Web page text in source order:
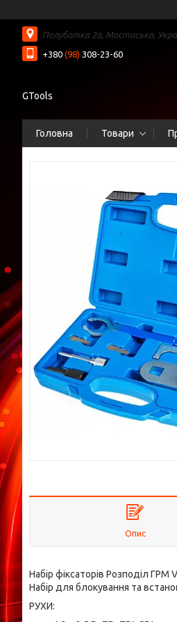
Полуботка 2а, Мостиська,
+380 (98) 308-23-60
GTools
Головна Товари
Опис
Набір фіксаторів Розподіл ГРМ
Набір для блокування та
РУХИ: